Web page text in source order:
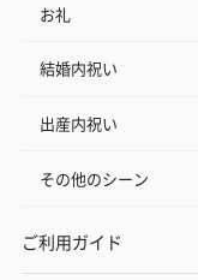
お礼
結婚内祝い
出産内祝い
その他のシーン
ご利用ガイド